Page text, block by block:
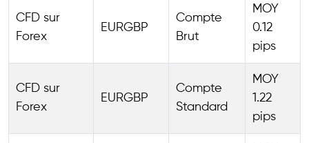
CFD sur
Forex
EURGBP
Compte
Brut
MOY
0.12
pips
CFD sur
Forex
EURGBP
Compte
Standard
MOY
1.22
pips